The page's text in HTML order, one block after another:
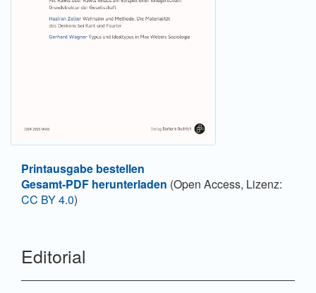
Printausgabe bestellen
Gesamt-PDF herunterladen (Open Access, Lizenz:
CC BY 4.0)
Editorial